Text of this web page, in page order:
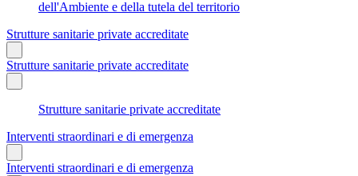
dell'Ambiente e della tutela del territorio
Strutture sanitarie private accreditate
Strutture sanitarie private accreditate
Strutture sanitarie private accreditate
Interventi straordinari e di emergenza
Interventi straordinari e di emergenza